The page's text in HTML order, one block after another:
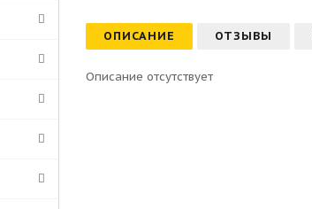
ОПИСАНИЕ ОТЗЫВЫ
Описание отсутствует